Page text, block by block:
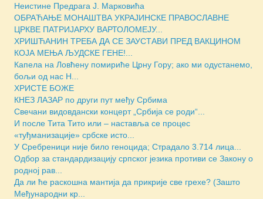
Неистине Предрага Ј. Марковића
ОБРАЋАЊЕ МОНАШТВА УКРАЈИНСКЕ ПРАВОСЛАВНЕ
ЦРКВЕ ПАТРИЈАРХУ ВАРТОЛОМЕЈУ...
ХРИШЋАНИН ТРЕБА ДА СЕ ЗАУСТАВИ ПРЕД ВАКЦИНОМ
КОЈА МЕЊА ЉУДСКЕ ГЕНЕ!...
Капела на Ловћену помириће Црну Гору; ако ми одустанемо,
бољи од нас Н...
ХРИСТЕ БОЖЕ
КНЕЗ ЛАЗАР по други пут међу Србима
Свечани видовдански концерт „Србија се роди“...
И после Тита Тито или – наставља се процес
«туђманизације» србске исто...
У Сребреници није било геноцида; Страдало 3.714 лица...
Одбор за стандардизацију српског језика противи се Закону о
родној рав...
Да ли ће раскошна мантија да прикрије све грехе? (Зашто
Међународни кр...